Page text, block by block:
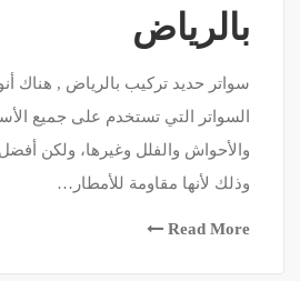
بالرياض
سواتر حديد تركيب بالرياض , هناك
السواتر التي تستخدم على جميع
والأحواش والفلل وغيرها، ولكن
وذلك لأنها مقاومة للأمطار…
Read More